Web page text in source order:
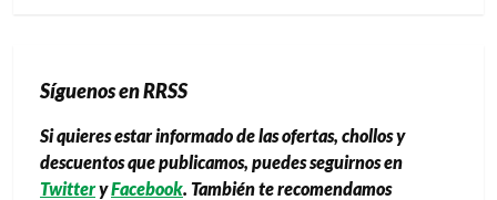
Síguenos en RRSS
Si quieres estar informado de las ofertas, chollos y
descuentos que publicamos, puedes seguirnos en
TwitteryFacebook. También te recomendamos